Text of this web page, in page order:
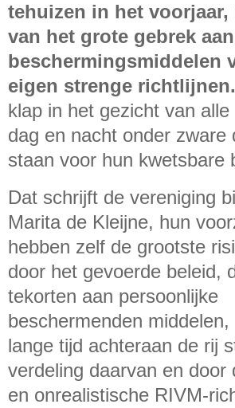
tehuizen in het voorjaar,
van het grote gebrek aan
beschermingsmiddelen
eigen strenge
klap in het gezicht van alle
dag en nacht onder zware
staan voor hun kwetsbare
Dat schrijft de vereniging
Marita de Kleijne, hun
hebben zelf de grootste
door het gevoerde beleid,
tekorten aan persoonlijke
beschermenden
lange tijd achteraan de rij
verdeling daarvan en door
en onrealistische RIVM-